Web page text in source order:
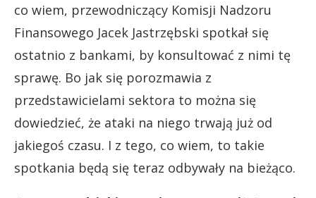
co wiem, przewodniczący Komisji Nadzoru
Finansowego Jacek Jastrzębski spotkał się
ostatnio z bankami, by konsultować z nimi tę
sprawę. Bo jak się porozmawia z
przedstawicielami sektora to można się
dowiedzieć, że ataki na niego trwają już od
jakiegoś czasu. I z tego, co wiem, to takie
spotkania będą się teraz odbywały na bieżąco.